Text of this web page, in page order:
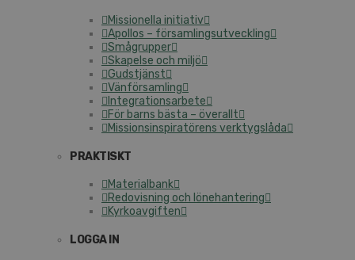
Missionella initiativ
Apollos – församlingsutveckling
Smågrupper
Skapelse och miljö
Gudstjänst
Vänförsamling
Integrationsarbete
För barns bästa – överallt
Missionsinspiratörens verktygslåda
PRAKTISKT
Materialbank
Redovisning och lönehantering
Kyrkoavgiften
LOGGA IN